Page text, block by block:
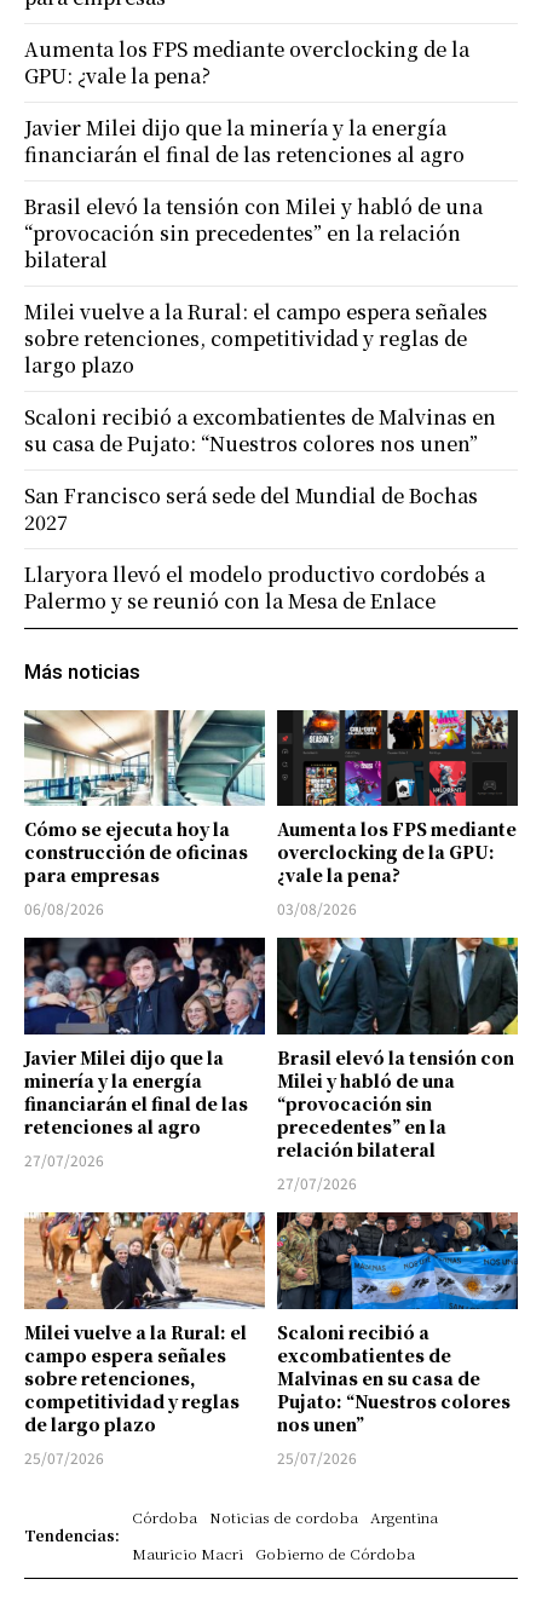
Más noticias
Cómo se ejecuta hoy la
construcción de oficinas
para empresas
06/08/2026
Aumenta los FPS mediante
overclocking de la GPU:
¿vale la pena?
03/08/2026
Javier Milei dijo que la
minería y la energía
financiarán el final de las
retenciones al agro
27/07/2026
Brasil elevó la tensión con
Milei y habló de una
“provocación sin
precedentes” en la
relación bilateral
27/07/2026
Milei vuelve a la Rural: el
campo espera señales
sobre retenciones,
competitividad y reglas
de largo plazo
25/07/2026
Scaloni recibió a
excombatientes de
Malvinas en su casa de
Pujato: “Nuestros colores
nos unen”
25/07/2026
Tendencias:
Córdoba Noticias de cordoba
Argentina
Mauricio Macri
Gobierno de Córdoba
Aumenta los FPS mediante overclocking de la
GPU: ¿vale la pena?
Javier Milei dijo que la minería y la energía
financiarán el final de las retenciones al agro
Brasil elevó la tensión con Milei y habló de una
“provocación sin precedentes” en la relación
bilateral
Milei vuelve a la Rural: el campo espera señales
sobre retenciones, competitividad y reglas de
largo plazo
Scaloni recibió a excombatientes de Malvinas en
su casa de Pujato: “Nuestros colores nos unen”
San Francisco será sede del Mundial de Bochas
2027
Llaryora llevó el modelo productivo cordobés a
Palermo y se reunió con la Mesa de Enlace